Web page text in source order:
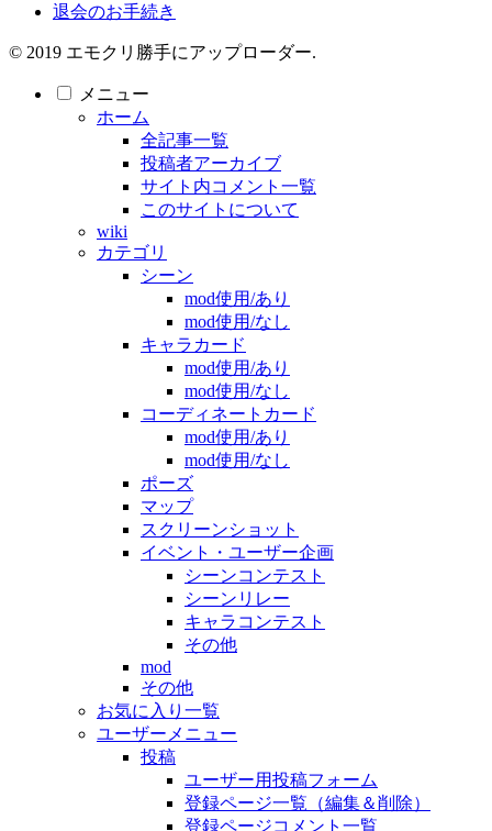
退会のお手続き
© 2019 エモクリ勝手にアップローダー.
メニュー
ホーム
全記事一覧
投稿者アーカイブ
サイト内コメント一覧
このサイトについて
wiki
カテゴリ
シーン
mod使用/あり
mod使用/なし
キャラカード
mod使用/あり
mod使用/なし
コーディネートカード
mod使用/あり
mod使用/なし
ポーズ
マップ
スクリーンショット
イベント・ユーザー企画
シーンコンテスト
シーンリレー
キャラコンテスト
その他
mod
その他
お気に入り一覧
ユーザーメニュー
投稿
ユーザー用投稿フォーム
登録ページ一覧（編集＆削除）
登録ページコメント一覧